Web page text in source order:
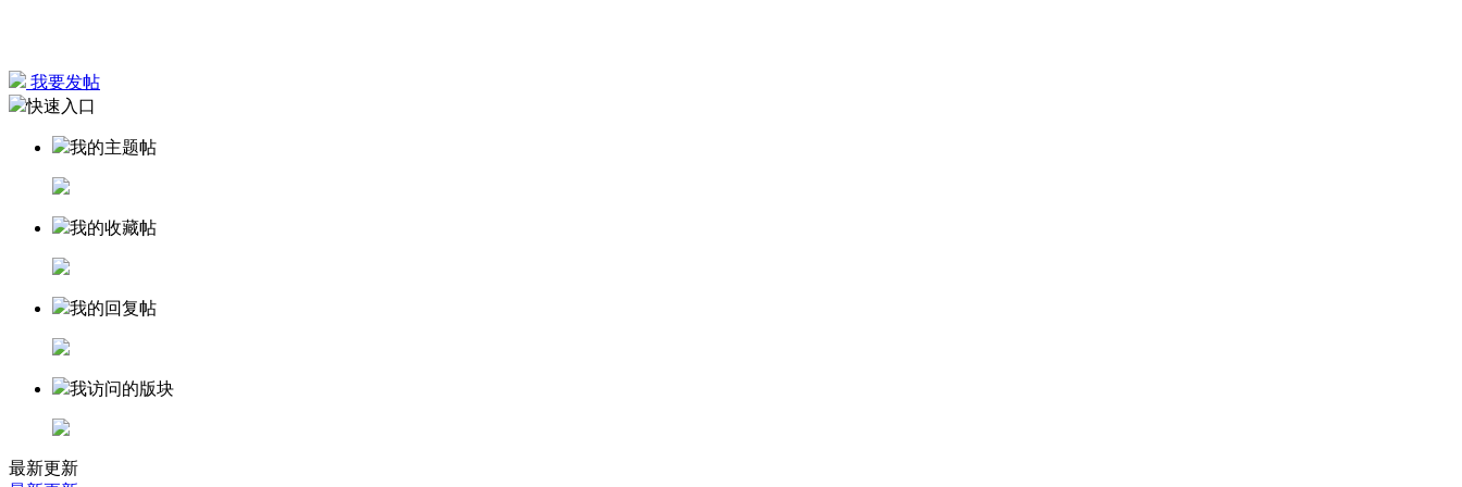
我要发帖
快速入口
我的主题帖
我的收藏帖
我的回复帖
我访问的版块
最新更新